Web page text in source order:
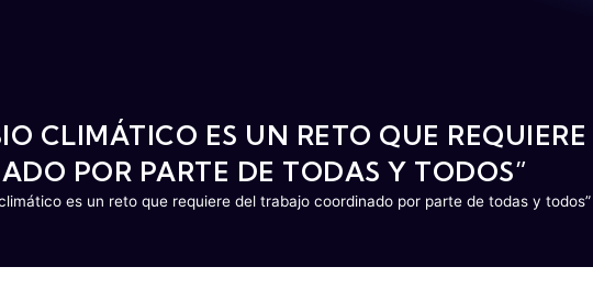
CLIMÁTICO ES UN RETO QUE
POR PARTE DE TODAS Y TODOS”
es un reto que requiere del trabajo coordinado por parte de todas y todos”